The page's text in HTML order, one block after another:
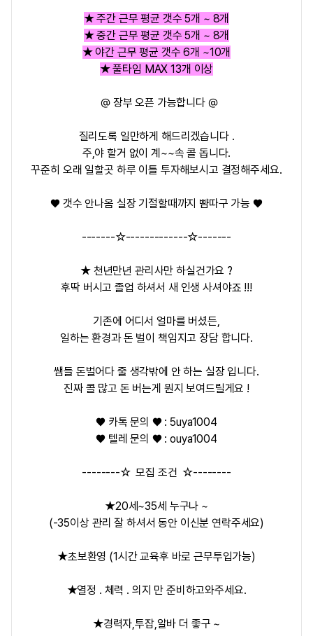
★ 주간 근무 평균 갯수 5개 ~ 8개
★ 중간 근무 평균 갯수 5개 ~ 8개
★ 야간 근무 평균 갯수 6개 ~10개
★ 풀타임 MAX 13개 이상
@ 장부 오픈 가능합니다 @
질리도록 일만하게 해드리겠습니다 .
주,야 할거 없이 계~~속 콜 돕니다.
꾸준히 오래 일할곳 하루 이틀 투자해보시고 결정해주세요.
♥ 갯수 안나옴 실장 기절할때까지 뺨따구 가능 ♥
-------☆-------------☆-------
★ 천년만년 관리사만 하실건가요 ?
후딱 버시고 졸업 하셔서 새 인생 사셔야죠 !!!
기존에 어디서 얼마를 버셨든,
일하는 환경과 돈 벌이 책임지고 장담 합니다.
쌤들 돈벌어다 줄 생각밖에 안 하는 실장 입니다.
진짜 콜 많고 돈 버는게 뭔지 보여드릴게요 !
♥ 카톡 문의 ♥ : 5uya1004
♥ 텔레 문의 ♥ : ouya1004
--------☆ 모집 조건 ☆--------
★20세~35세 누구나 ~
(-35이상 관리 잘 하셔서 동안 이신분 연락주세요)
★초보환영 (1시간 교육후 바로 근무투입가능)
★열정 . 체력 . 의지 만 준비하고와주세요.
★경력자,투잡,알바 더 좋구 ~